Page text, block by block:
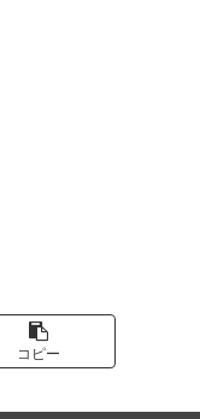
コピー